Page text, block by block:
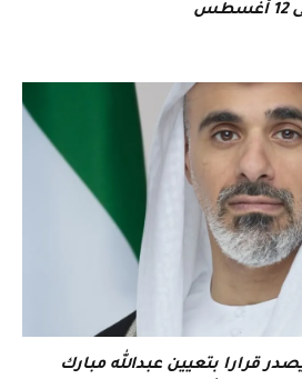
قرارا بتعيين عبدالله مبارك